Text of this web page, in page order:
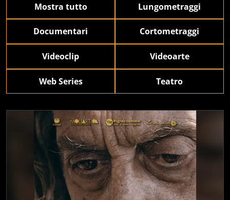
Mostra tutto Lungometraggi
Documentari Cortometraggi
Videoclip Videoarte
Web Series Teatro
24 produzioni visualizzate.